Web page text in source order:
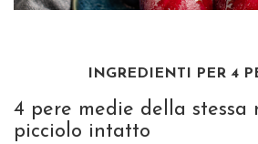
INGREDIENTI PER 4
4 pere medie della stessa
picciolo intatto